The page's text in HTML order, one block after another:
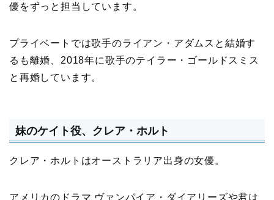
優をずっと担当しています。
プライベートでは歌手のライアン・アダムスと結婚す
るも離婚、2018年に歌手のテイラー・ゴールドスミス
と再婚しています。
妹のケイト役、クレア・ホルト
クレア・ホルトはオーストラリア出身の女優。
アメリカのドラマ ヴァンパイア・ダイアリーズや君は